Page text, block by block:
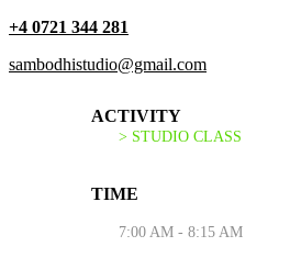
+4 0721 344 281
sambodhistudio@gmail.com
ACTIVITY
> STUDIO CLASS
TIME
7:00 AM - 8:15 AM